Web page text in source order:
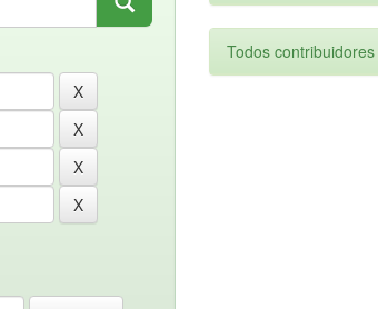
Todos contribuidores